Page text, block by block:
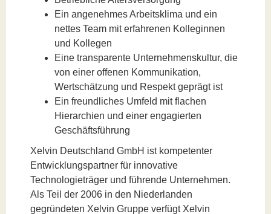
Ein angenehmes Arbeitsklima und ein
nettes Team mit erfahrenen Kolleginnen
und Kollegen
Eine transparente Unternehmenskultur, die
von einer offenen Kommunikation,
Wertschätzung und Respekt geprägt ist
Ein freundliches Umfeld mit flachen
Hierarchien und einer engagierten
Geschäftsführung
Xelvin Deutschland GmbH ist kompetenter
Entwicklungspartner für innovative
Technologieträger und führende Unternehmen.
Als Teil der 2006 in den Niederlanden
gegründeten Xelvin Gruppe verfügt Xelvin